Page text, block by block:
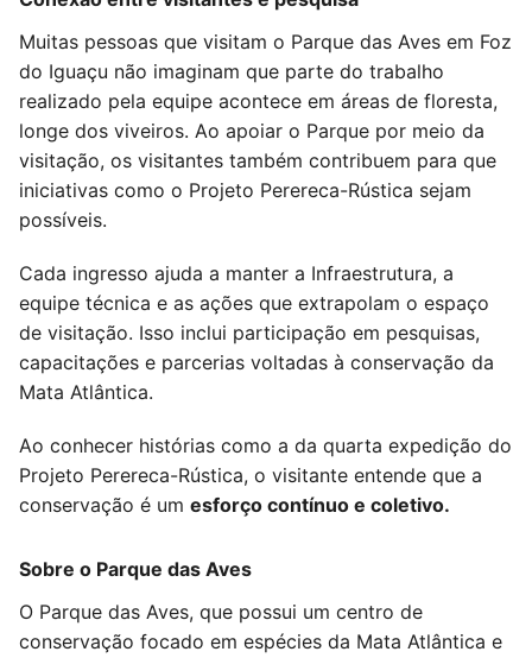
Muitas pessoas que visitam o Parque das Aves em Foz
do Iguaçu não imaginam que parte do trabalho
realizado pela equipe acontece em áreas de floresta,
longe dos viveiros. Ao apoiar o Parque por meio da
visitação, os visitantes também contribuem para que
iniciativas como o Projeto Perereca-Rústica sejam
possíveis.
Cada ingresso ajuda a manter a Infraestrutura, a
equipe técnica e as ações que extrapolam o espaço
de visitação. Isso inclui participação em pesquisas,
capacitações e parcerias voltadas à conservação da
Mata Atlântica.
Ao conhecer histórias como a da quarta expedição do
Projeto Perereca-Rústica, o visitante entende que a
conservação é um esforço contínuo e coletivo.
Sobre o Parque das Aves
O Parque das Aves, que possui um centro de
conservação focado em espécies da Mata Atlântica e